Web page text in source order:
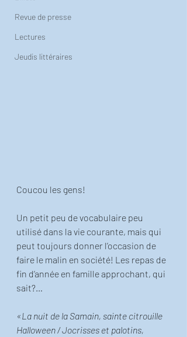
Revue de presse
Lectures
Jeudis littéraires
Coucou les gens!
Un petit peu de vocabulaire peu
utilisé dans la vie courante, mais qui
peut toujours donner l’occasion de
faire le malin en société! Les repas de
fin d’année en famille approchant, qui
sait?…
«La nuit de la Samain, sainte citrouille
Halloween / Jocrisses et palotins,